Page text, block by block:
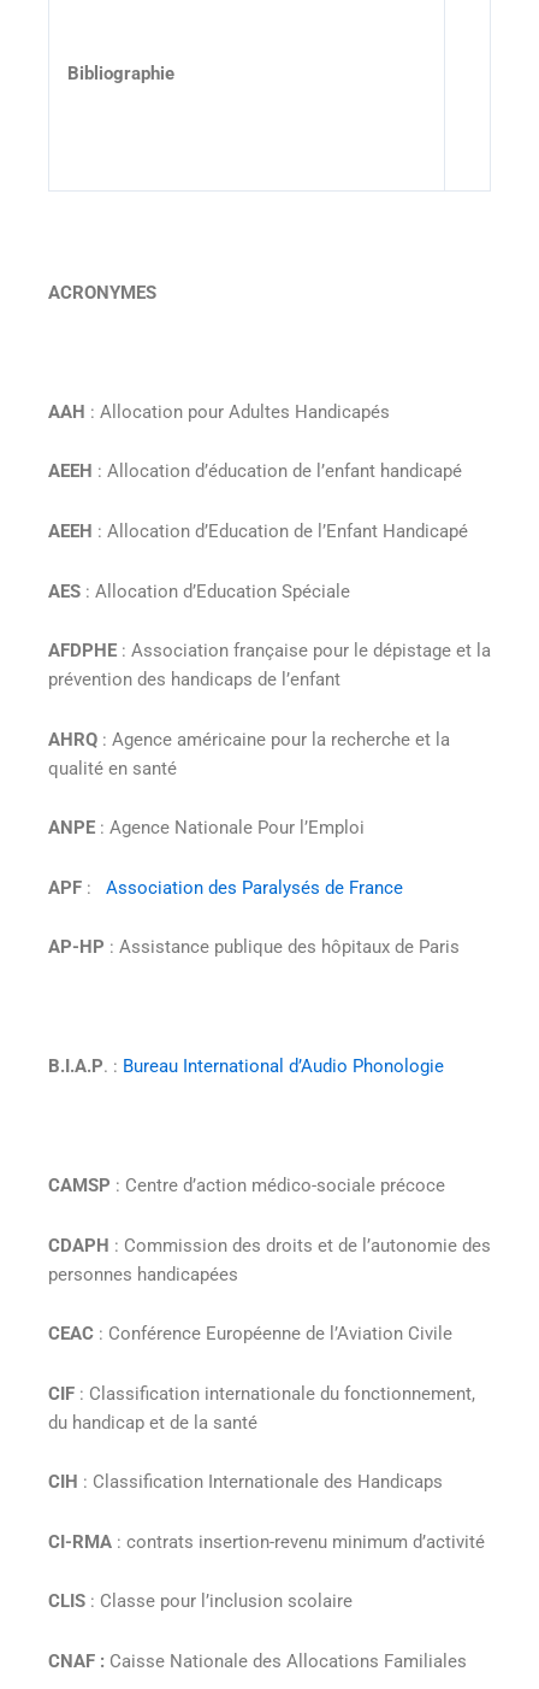
Bibliographie
ACRONYMES
AAH : Allocation pour Adultes Handicapés
AEEH : Allocation d’éducation de l’enfant handicapé
AEEH : Allocation d’Education de l’Enfant Handicapé
AES : Allocation d’Education Spéciale
AFDPHE : Association française pour le dépistage et la
prévention des handicaps de l’enfant
AHRQ : Agence américaine pour la recherche et la
qualité en santé
ANPE : Agence Nationale Pour l’Emploi
APF : Association des Paralysés de France
AP-HP : Assistance publique des hôpitaux de Paris
B.I.A.P. : Bureau International d’Audio Phonologie
CAMSP : Centre d’action médico-sociale précoce
CDAPH : Commission des droits et de l’autonomie des
personnes handicapées
CEAC : Conférence Européenne de l’Aviation Civile
CIF : Classification internationale du fonctionnement,
du handicap et de la santé
CIH : Classification Internationale des Handicaps
CI-RMA : contrats insertion-revenu minimum d’activité
CLIS : Classe pour l’inclusion scolaire
CNAF : Caisse Nationale des Allocations Familiales